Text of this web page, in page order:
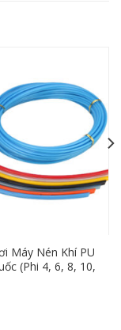
Máy Nén Khí PU
(Phi 4, 6, 8, 10,